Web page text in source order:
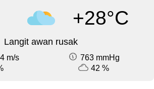
+28°C
Langit awan rusak
m/s
763 mmHg
42 %